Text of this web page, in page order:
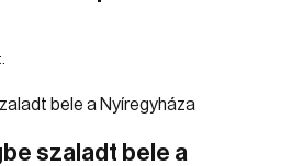
szaladt bele a